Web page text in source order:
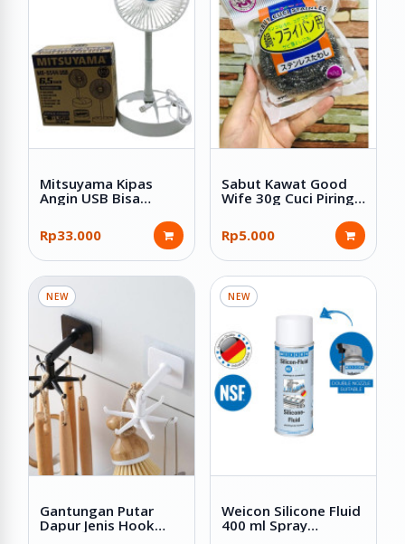
Mitsuyama Kipas
Angin USB Bisa
5544
Rp33.000
Sabut Kawat Good
Wife 30g Cuci Piring
Stainless Anti Karat
Rp5.000
NEW
Gantungan Putar
Dapur Jenis Hook
NEW
Weicon Silicone Fluid
400 ml Spray